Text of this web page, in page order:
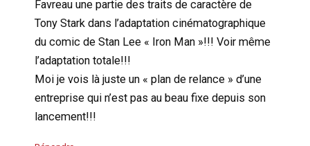
Favreau une partie des traits de caractère de
Tony Stark dans l’adaptation cinématographique
du comic de Stan Lee « Iron Man »!!! Voir même
l’adaptation totale!!!
Moi je vois là juste un « plan de relance » d’une
entreprise qui n’est pas au beau fixe depuis son
lancement!!!